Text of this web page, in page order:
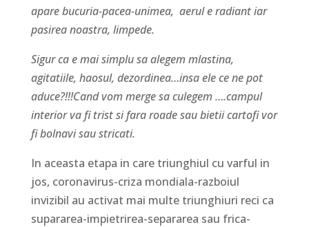
apare bucuria-pacea-unimea, aerul e radiant iar
pasirea noastra, limpede.
Sigur ca e mai simplu sa alegem mlastina,
agitatiile, haosul, dezordinea…insa ele ce ne pot
aduce?!!!Cand vom merge sa culegem ….campul
interior va fi trist si fara roade sau bietii cartofi vor
fi bolnavi sau stricati.
In aceasta etapa in care triunghiul cu varful in
jos, coronavirus-criza mondiala-razboiul
invizibil au activat mai multe triunghiuri reci ca
supararea-impietrirea-separarea sau frica-